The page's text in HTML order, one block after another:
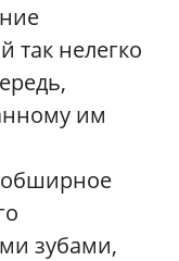
так нелегко
им
обширное
зубами,